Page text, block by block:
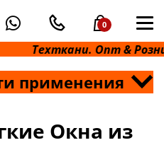
0
Техткани. Опт &
применения
Окна из